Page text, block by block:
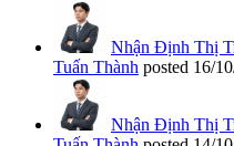
Nhận Định Thị
Tuấn Thành posted 16/
Nhận Định Thị